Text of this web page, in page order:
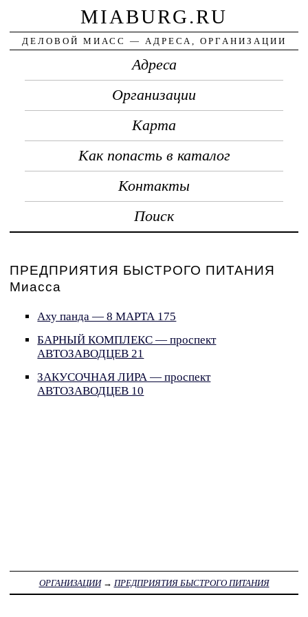
MIABURG.RU
ДЕЛОВОЙ МИАСС — АДРЕСА, ОРГАНИЗАЦИИ
Адреса
Организации
Карта
Как попасть в каталог
Контакты
Поиск
ПРЕДПРИЯТИЯ БЫСТРОГО ПИТАНИЯ
Миасса
Аху панда — 8 МАРТА 175
БАРНЫЙ КОМПЛЕКС — проспект
АВТОЗАВОДЦЕВ 21
ЗАКУСОЧНАЯ ЛИРА — проспект
АВТОЗАВОДЦЕВ 10
ОРГАНИЗАЦИИ→ ПРЕДПРИЯТИЯ БЫСТРОГО ПИТАНИЯ